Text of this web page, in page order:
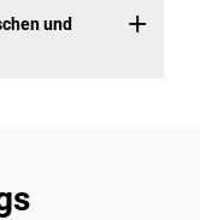
und